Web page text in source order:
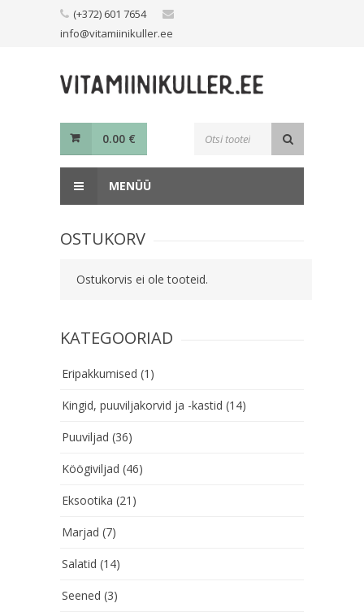
(+372) 601 7654
info@vitamiinikuller.ee
0.00 €
MENÜÜ
OSTUKORV
Ostukorvis ei ole tooteid.
KATEGOORIAD
Eripakkumised (1)
Kingid, puuviljakorvid ja -kastid (14)
Puuviljad (36)
Köögiviljad (46)
Eksootika (21)
Marjad (7)
Salatid (14)
Seened (3)